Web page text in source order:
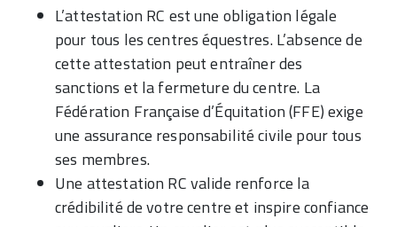
L’attestation RC est une obligation légale
pour tous les centres équestres. L’absence de
cette attestation peut entraîner des
sanctions et la fermeture du centre. La
Fédération Française d’Équitation (FFE) exige
une assurance responsabilité civile pour tous
ses membres.
Une attestation RC valide renforce la
crédibilité de votre centre et inspire confiance